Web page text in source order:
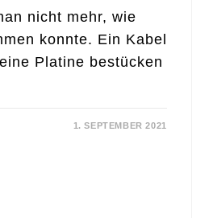
nicht mehr, wie
konnte. Ein Kabel
Platine bestücken
1. SEPTEMBER 2021